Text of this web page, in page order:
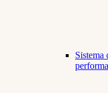
Sistema